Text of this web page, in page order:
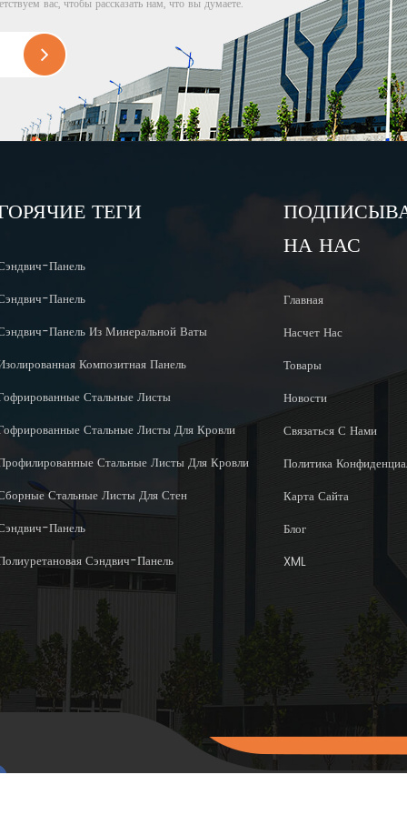
вас, чтобы рассказать нам, что вы думаете.
ТЕГИ
Панель
Панель
Панель Из Минеральной Ваты
Композитная Панель
Стальные Листы
Стальные Листы Для Кровли
Стальные Листы Для Кровли
Стальные Листы Для Стен
Панель
Сэндвич-Панель
НА НАС
Главная
Насчет Нас
Товары
Новости
Связаться С Нами
Политика
Карта Сайта
Блог
XML